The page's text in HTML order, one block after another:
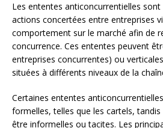
Les ententes anticoncurrentielles
actions concertées entre entreprises
comportement sur le marché afin de
concurrence. Ces ententes peuvent
entreprises concurrentes) ou
situées à différents niveaux de la
Certaines ententes
formelles, telles que les cartels, tandis
être informelles ou tacites. Les